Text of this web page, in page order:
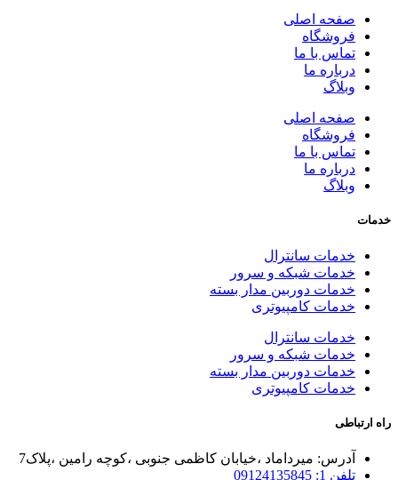
صفحه اصلی
فروشگاه
تماس با ما
درباره ما
وبلاگ
صفحه اصلی
فروشگاه
تماس با ما
درباره ما
وبلاگ
خدمات
خدمات سانترال
خدمات شبکه و سرور
خدمات دوربین مدار بسته
خدمات کامپیوتری
خدمات سانترال
خدمات شبکه و سرور
خدمات دوربین مدار بسته
خدمات کامپیوتری
راه ارتباطی
آدرس: میرداماد ،خیابان کاظمی جنوبی ،کوچه رامین ،پلاک7
تلفن 1: 09124135845